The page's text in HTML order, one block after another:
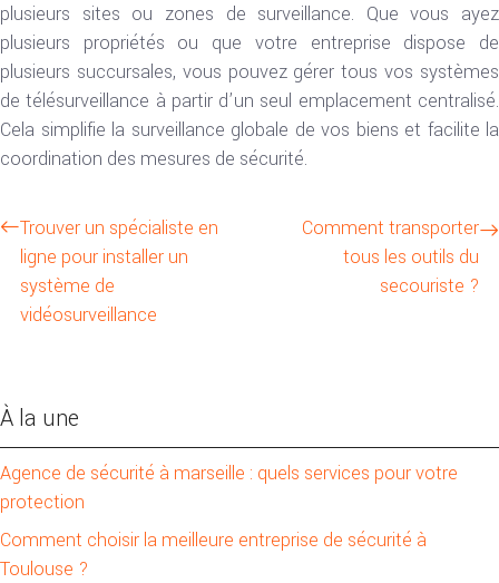
plusieurs sites ou zones de surveillance. Que vous ayez
plusieurs propriétés ou que votre entreprise dispose de
plusieurs succursales, vous pouvez gérer tous vos systèmes
de télésurveillance à partir d’un seul emplacement centralisé.
Cela simplifie la surveillance globale de vos biens et facilite la
coordination des mesures de sécurité.
Trouver un spécialiste en
ligne pour installer un
système de
vidéosurveillance
Comment transporter
tous les outils du
secouriste ?
À la une
Agence de sécurité à marseille : quels services pour votre
protection
Comment choisir la meilleure entreprise de sécurité à
Toulouse ?